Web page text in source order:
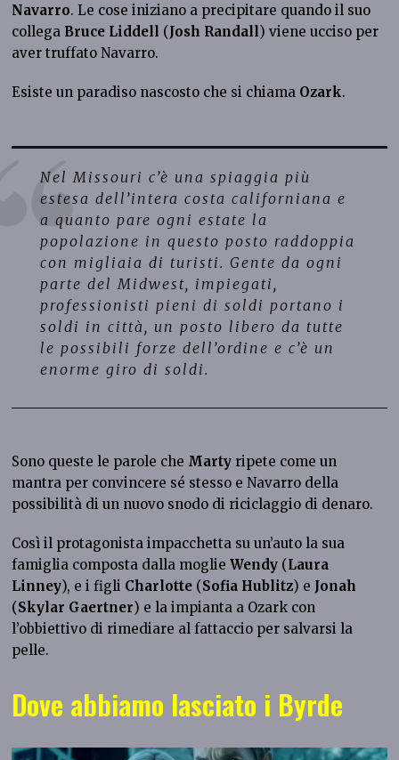
Navarro. Le cose iniziano a precipitare quando il suo
collega Bruce Liddell (Josh Randall ) viene ucciso per
aver truffato Navarro.
Esiste un paradiso nascosto che si chiama Ozark.
Nel Missouri c’è una spiaggia più
estesa dell’intera costa californiana e
a quanto pare ogni estate la
popolazione in questo posto raddoppia
con migliaia di turisti. Gente da ogni
parte del Midwest, impiegati,
professionisti pieni di soldi portano i
soldi in città, un posto libero da tutte
le possibili forze dell’ordine e c’è un
enorme giro di soldi.
Sono queste le parole che Marty ripete come un
mantra per convincere sé stesso e Navarro della
possibilità di un nuovo snodo di riciclaggio di denaro.
Così il protagonista impacchetta su un’auto la sua
famiglia composta dalla moglieWendy (Laura
Linney), e i figli Charlotte (Sofia Hublitz) e Jonah
(Skylar Gaertner) e la impianta a Ozark con
l’obbiettivo di rimediare al fattaccio per salvarsi la
pelle.
Dove abbiamo lasciato i Byrde